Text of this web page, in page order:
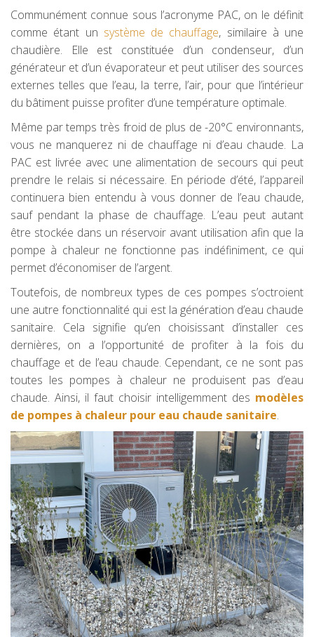
Communément connue sous l’acronyme PAC, on le définit
comme étant un système de chauffage, similaire à une
chaudière. Elle est constituée d’un condenseur, d’un
générateur et d’un évaporateur et peut utiliser des sources
externes telles que l’eau, la terre, l’air, pour que l’intérieur
du bâtiment puisse profiter d’une température optimale.
Même par temps très froid de plus de -20°C environnants,
vous ne manquerez ni de chauffage ni d’eau chaude. La
PAC est livrée avec une alimentation de secours qui peut
prendre le relais si nécessaire. En période d’été, l’appareil
continuera bien entendu à vous donner de l’eau chaude,
sauf pendant la phase de chauffage. L’eau peut autant
être stockée dans un réservoir avant utilisation afin que la
pompe à chaleur ne fonctionne pas indéfiniment, ce qui
permet d’économiser de l’argent.
Toutefois, de nombreux types de ces pompes s’octroient
une autre fonctionnalité qui est la génération d’eau chaude
sanitaire. Cela signifie qu’en choisissant d’installer ces
dernières, on a l’opportunité de profiter à la fois du
chauffage et de l’eau chaude. Cependant, ce ne sont pas
toutes les pompes à chaleur ne produisent pas d’eau
chaude. Ainsi, il faut choisir intelligemment des modèles
de pompes à chaleur pour eau chaude sanitaire.